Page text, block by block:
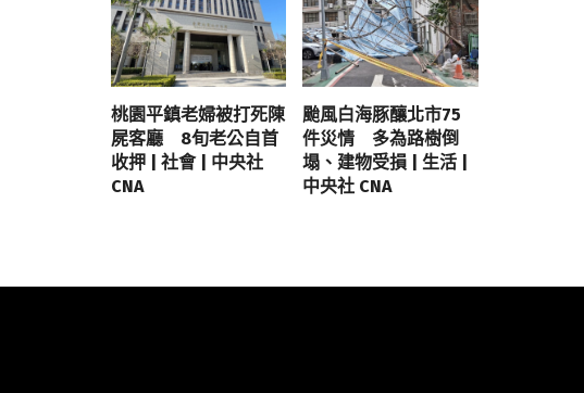
桃園平鎮老婦被打死陳
屍客廳 8旬老公自首
收押 | 社會 | 中央社
CNA
颱風白海豚釀北市75
件災情 多為路樹倒
塌、建物受損 | 生活 |
中央社 CNA